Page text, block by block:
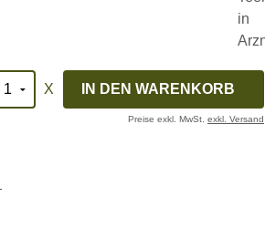
X
Preise exkl. MwSt. exkl. Versand